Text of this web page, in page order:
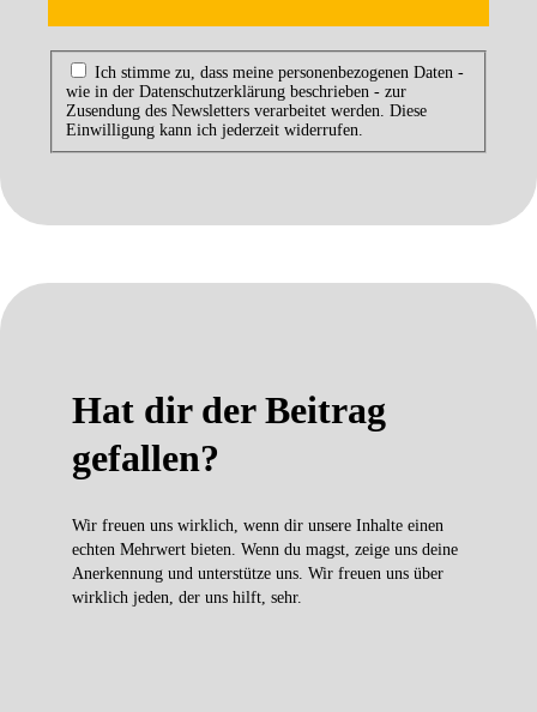
Ich stimme zu, dass meine personenbezogenen Daten -
wie in der Datenschutzerklärung beschrieben - zur
Zusendung des Newsletters verarbeitet werden. Diese
Einwilligung kann ich jederzeit widerrufen.
Hat dir der Beitrag
gefallen?
Wir freuen uns wirklich, wenn dir unsere Inhalte einen
echten Mehrwert bieten. Wenn du magst, zeige uns deine
Anerkennung und unterstütze uns. Wir freuen uns über
wirklich jeden, der uns hilft, sehr.